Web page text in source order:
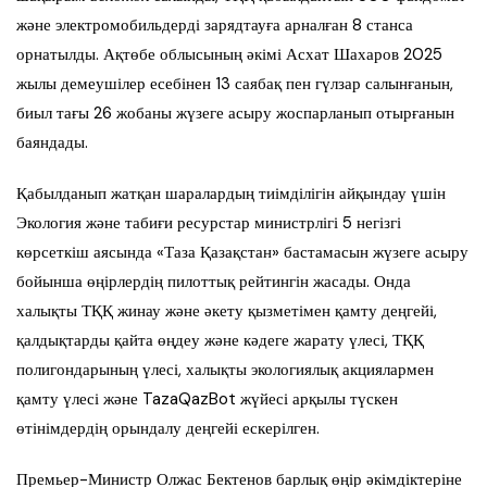
және электромобильдерді зарядтауға арналған 8 станса
орнатылды. Ақтөбе облысының әкімі Асхат Шахаров 2025
жылы демеушілер есебінен 13 саябақ пен гүлзар салынғанын,
биыл тағы 26 жобаны жүзеге асыру жоспарланып отырғанын
баяндады.
Қабылданып жатқан шаралардың тиімділігін айқындау үшін
Экология және табиғи ресурстар министрлігі 5 негізгі
көрсеткіш аясында «Таза Қазақстан» бастамасын жүзеге асыру
бойынша өңірлердің пилоттық рейтингін жасады. Онда
халықты ТҚҚ жинау және әкету қызметімен қамту деңгейі,
қалдықтарды қайта өңдеу және кәдеге жарату үлесі, ТҚҚ
полигондарының үлесі, халықты экологиялық акциялармен
қамту үлесі және TazaQazBot жүйесі арқылы түскен
өтінімдердің орындалу деңгейі ескерілген.
Премьер-Министр Олжас Бектенов барлық өңір әкімдіктеріне